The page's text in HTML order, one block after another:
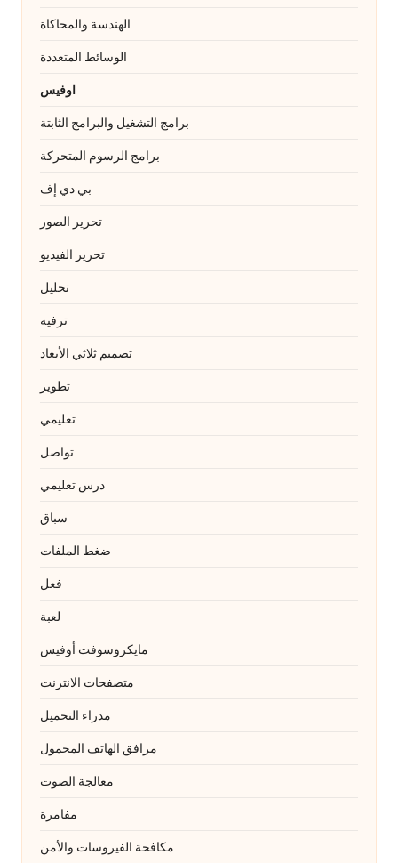
الهندسة والمحاكاة
الوسائط المتعددة
اوفيس
برامج التشغيل والبرامج الثابتة
برامج الرسوم المتحركة
بي دي إف
تحرير الصور
تحرير الفيديو
تحليل
ترفيه
تصميم ثلاثي الأبعاد
تطوير
تعليمي
تواصل
درس تعليمي
سباق
ضغط الملفات
فعل
لعبة
مايكروسوفت أوفيس
متصفحات الانترنت
مدراء التحميل
مرافق الهاتف المحمول
معالجة الصوت
مفامرة
مكافحة الفيروسات والأمن